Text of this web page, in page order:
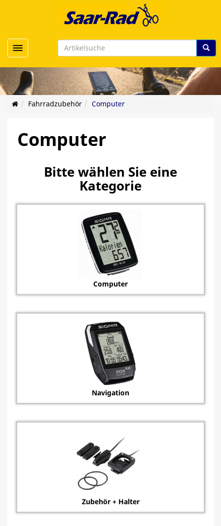
Toggle navigation
Fahrradzubehör Computer
Computer
Bitte wählen Sie eine
Kategorie
Computer
Navigation
Zubehör + Halter